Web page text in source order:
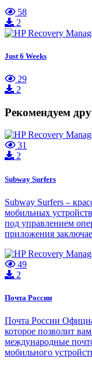
58
2
Just 6 Weeks
29
2
Рекомендуем
31
2
Subway Surfers
Subway Surfers –
мобильных
под управлением
приложения
49
2
Почта России
Почта России
которое позволит
международные
мобильного